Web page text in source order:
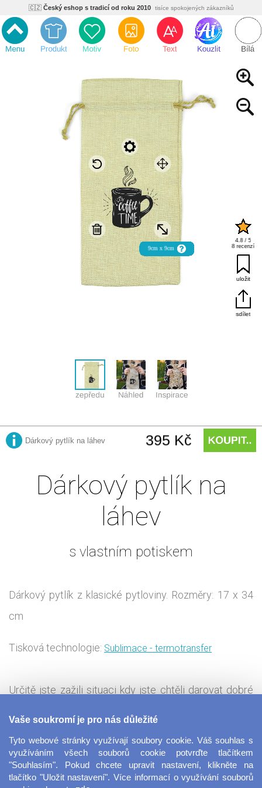
🇨🇿 Český eshop s tradicí od roku 2010 tisíce spokojených zákazníků
Ekologický a zdravotně nezávadný žádná čína, barvy s certifikáty
💡Inovativní výroba vlastní vývoj, nejnovější technologie
Rychlé dodání expedujeme do 24h
Kvalita pod kontrolou jsme přímý výrobce, žádný zprostředkovatel
Český eshop s tradicí od roku 2010 tisíce spokojených zákazníků
Dárkový pytlík na
láhev
s vlastním potiskem
Dárkový pytlík z klasické pytloviny. Rozměry: 17 x 34
cm
Tisková technologie: Sublimace - termotransfer
Určitě jste zažili situaci kdy jste chtěli darovat dobré
možností vlastního potisku. Nejen že uděláte radost
dobrý vínem, ale i vtipným, upřímným, nebo dojemným
Vaše soukromí je pro nás důležité
Tyto webové stránky využívají soubory cookie. Váš souhlas s
využíváním všech souborů cookie potvrďte tlačítkem
"Souhlasím". Pokud chcete upravit nastavení, klikněte na
tlačítko "Uložit nastavení". Více informací o využívání souborů